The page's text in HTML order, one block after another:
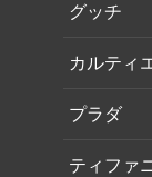
グッチ
カルティ
プラダ
ティファ